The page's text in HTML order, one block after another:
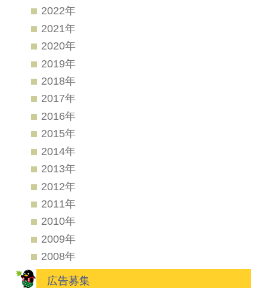
2022年
2021年
2020年
2019年
2018年
2017年
2016年
2015年
2014年
2013年
2012年
2011年
2010年
2009年
2008年
広告募集